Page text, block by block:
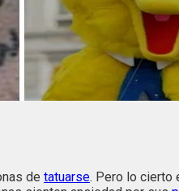
de tatuarse. Pero lo cierto